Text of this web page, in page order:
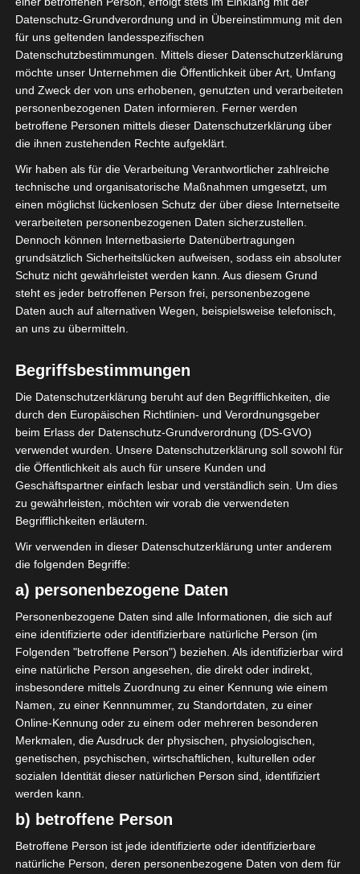
Sie befinden sich hier:Startseite»Spieler»Mohamed
„Cristo“ Dhaoui
Mohamed „Cristo“
Dhaoui
Voller Name Mohamed Dhaoui
Position Mittelfeldspieler
Aktuelles Team
Étoile Sportive du
Sahel Sousse (ESS)
Geburtstag
14. Mai 2003
Alter 23
Größe (cm) 175
15.07.2025: Gestern Abend schloss Etoile Sportive du
Dhaoui „Cristo“ auf Leihbasis für ein Jahr mit einer
Man sollte nicht vergessen, dass der ehemalige Star-
Flügelspieler im Januar 2023 zu Al Ahly wechselte,
sich jedoch im überfüllten Kader des Kairoer Klubs
nicht etablieren konnte.
Er wurde für die Saison 2024–2025 an den Sfaxien
Sports Club ausgeliehen, aber das Management von
Black and White zog die auf eine Million Dollar
festgelegte Kaufoption nicht in Anspruch.
GESAMTE STATISTIK
Datenschutz-Grundverordnung und in Übereinstimmung mit den
für uns geltenden landesspezifischen
Datenschutzbestimmungen. Mittels dieser Datenschutzerklärung
möchte unser Unternehmen die Öffentlichkeit über Art, Umfang
und Zweck der von uns erhobenen, genutzten und verarbeiteten
personenbezogenen Daten informieren. Ferner werden
betroffene Personen mittels dieser Datenschutzerklärung über
die ihnen zustehenden Rechte aufgeklärt.
Wir haben als für die Verarbeitung Verantwortlicher zahlreiche
technische und organisatorische Maßnahmen umgesetzt, um
einen möglichst lückenlosen Schutz der über diese Internetseite
verarbeiteten personenbezogenen Daten sicherzustellen.
Dennoch können Internetbasierte Datenübertragungen
grundsätzlich Sicherheitslücken aufweisen, sodass ein absoluter
Schutz nicht gewährleistet werden kann. Aus diesem Grund
steht es jeder betroffenen Person frei, personenbezogene
Daten auch auf alternativen Wegen, beispielsweise telefonisch,
an uns zu übermitteln.
Begriffsbestimmungen
Die Datenschutzerklärung beruht auf den Begrifflichkeiten, die
durch den Europäischen Richtlinien- und Verordnungsgeber
beim Erlass der Datenschutz-Grundverordnung (DS-GVO)
verwendet wurden. Unsere Datenschutzerklärung soll sowohl für
die Öffentlichkeit als auch für unsere Kunden und
Geschäftspartner einfach lesbar und verständlich sein. Um dies
zu gewährleisten, möchten wir vorab die verwendeten
Begrifflichkeiten erläutern.
Wir verwenden in dieser Datenschutzerklärung unter anderem
die folgenden Begriffe:
a) personenbezogene Daten
Personenbezogene Daten sind alle Informationen, die sich auf
eine identifizierte oder identifizierbare natürliche Person (im
Folgenden "betroffene Person") beziehen. Als identifizierbar wird
eine natürliche Person angesehen, die direkt oder indirekt,
insbesondere mittels Zuordnung zu einer Kennung wie einem
Namen, zu einer Kennnummer, zu Standortdaten, zu einer
Online-Kennung oder zu einem oder mehreren besonderen
Merkmalen, die Ausdruck der physischen, physiologischen,
genetischen, psychischen, wirtschaftlichen, kulturellen oder
sozialen Identität dieser natürlichen Person sind, identifiziert
werden kann.
b) betroffene Person
Betroffene Person ist jede identifizierte oder identifizierbare
natürliche Person, deren personenbezogene Daten von dem für